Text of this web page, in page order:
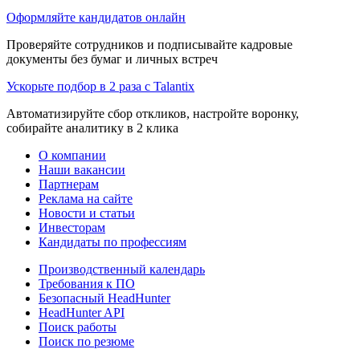
Оформляйте кандидатов онлайн
Проверяйте сотрудников и подписывайте кадровые
документы без бумаг и личных встреч
Ускорьте подбор в 2 раза с Talantix
Автоматизируйте сбор откликов, настройте воронку,
собирайте аналитику в 2 клика
О компании
Наши вакансии
Партнерам
Реклама на сайте
Новости и статьи
Инвесторам
Кандидаты по профессиям
Производственный календарь
Требования к ПО
Безопасный HeadHunter
HeadHunter API
Поиск работы
Поиск по резюме